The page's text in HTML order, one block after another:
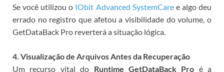
Se você utilizou o IObit Advanced SystemCaree algo deu
errado no registro que afetou a visibilidade do volume, o
GetDataBack Pro reverterá a situação lógica.
4. Visualização de Arquivos Antes da Recuperação
Um recurso vital do Runtime GetDataBack Pro é a